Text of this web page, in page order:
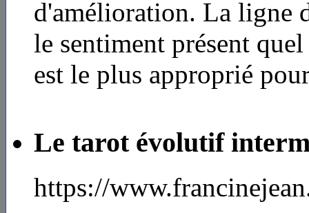
d'amélioration. La ligne
le sentiment présent
est le plus approprié
Le tarot évolutif
https://